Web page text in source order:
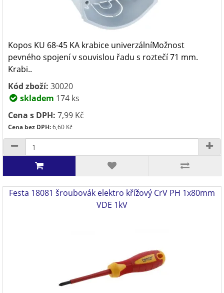
Kopos KU 68-45 KA krabice univerzálníMožnost
pevného spojení v souvislou řadu s roztečí 71 mm.
Krabi..
Kód zboží: 30020
skladem 174 ks
Cena s DPH: 7,99 Kč
Cena bez DPH:6,60 Kč
Festa 18081 šroubovák elektro křížový CrV PH 1x80mm
VDE 1kV